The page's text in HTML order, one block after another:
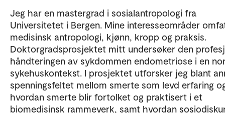
Jeg har en mastergrad i sosialantropologi fra
Universitetet i Bergen. Mine interesseområder
medisinsk antropologi, kjønn, kropp og praksis.
Doktorgradsprosjektet mitt undersøker den
håndteringen av sykdommen endometriose i en
sykehuskontekst. I prosjektet utforsker jeg blant
spenningsfeltet mellom smerte som levd erfaring
hvordan smerte blir fortolket og praktisert i et
biomedisinsk rammeverk, samt hvordan